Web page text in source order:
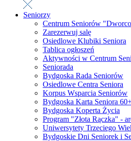
Seniorzy
Centrum Seniorów
Zarezerwuj salę
Osiedlowe Klubiki Seniora
Tablica ogłoszeń
Aktywności w Centrum
Seniorada
Bydgoska Rada Seniorów
Osiedlowe Centra Seniora
Korpus Wsparcia Seniorów
Bydgoska Karta Seniora
Bydgoska Koperta Życia
Program "Złota Rączka" -
Uniwersytety Trzeciego
Bydgoskie Dni Seniorek i